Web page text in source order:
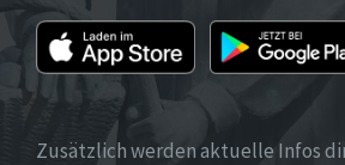
Zusätzlich werden aktuelle Infos